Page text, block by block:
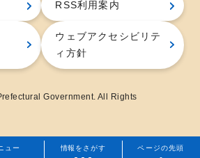
ュー 情報をさがす ページの先頭
RSS利用案内
ウェブアクセシビリテ
ィ方針
Government. All Rights